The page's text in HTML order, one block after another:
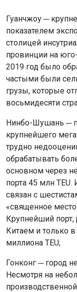
Гуанчжоу ─
показателем
столицей
провинции на
2019 год было
частыми были
грузы, которые
восьмидесяти
Нинбо-Шушань ─
крупнейшего
трудно
обрабатывать
основном через
порта 45 млн
связан с
«священное
Крупнейший
Китаем и только в
миллиона TEU;
Гонконг ─ город
Несмотря на